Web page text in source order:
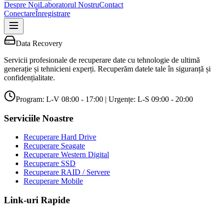
Despre NoiLaboratorul NostruContact
ConectareÎnregistrare
Data Recovery
Servicii profesionale de recuperare date cu tehnologie de ultimă
generație și tehnicieni experți. Recuperăm datele tale în siguranță și
confidențialitate.
Program: L-V 08:00 - 17:00 | Urgențe: L-S 09:00 - 20:00
Serviciile Noastre
Recuperare Hard Drive
Recuperare Seagate
Recuperare Western Digital
Recuperare SSD
Recuperare RAID / Servere
Recuperare Mobile
Link-uri Rapide